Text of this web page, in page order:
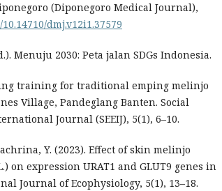
(Diponegoro Medical Journal),
dmj.v12i1.37579
Menuju 2030: Peta jalan SDGs Indonesia.
training for traditional emping melinjo
Village, Pandeglang Banten. Social
Journal (SEEIJ), 5(1), 6–10.
Y. (2023). Effect of skin melinjo
on expression URAT1 and GLUT9 genes in
Journal of Ecophysiology, 5(1), 13–18.